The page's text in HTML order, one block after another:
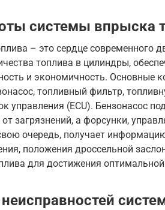
системы впрыска
– это сердце современного
топлива в цилиндры,
и экономичность. Основные
топливный фильтр,
управления (ECU). Бензонасос
загрязнений, а форсунки,
очередь, получает
положения дроссельной
для достижения